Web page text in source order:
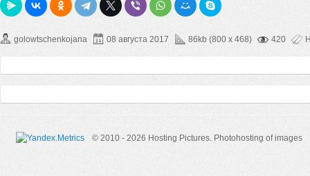
golowtschenkojana 08 августа 2017 86kb (800 x 468) 420
© 2010 - 2026 Hosting Pictures. Photohosting of images